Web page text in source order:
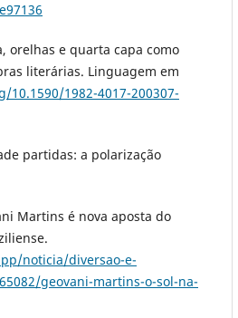
orelhas e quarta capa como
literárias. Linguagem em
1982-4017-200307-
partidas: a polarização
Martins é nova aposta do
noticia/diversao-e-
geovani-martins-o-sol-na-